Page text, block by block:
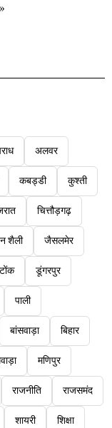
अलवर
कबड्डी कुश्ती
चित्तौड़गढ़
शैली जैसलमेर
टोंक डूंगरपुर
पाली
बांसवाड़ा बिहार
मणिपुर
राजनीति राजसमंद
शायरी शिक्षा